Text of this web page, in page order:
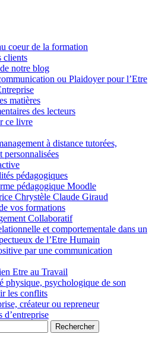
coeur de la formation
clients
notre blog
ou Plaidoyer pour l’Etre
matières
des lecteurs
ce livre
à distance tutorées,
personnalisées
pédagogiques
pédagogique Moodle
Chrystèle Claude Giraud
vos formations
Collaboratif
et comportementale dans un
de l’Etre Humain
par une communication
Etre au Travail
physique, psychologique de son
les conflits
créateur ou repreneur
d’entreprise